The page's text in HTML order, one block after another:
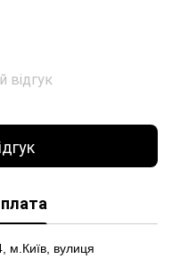
відгук
м.Київ, вулиця